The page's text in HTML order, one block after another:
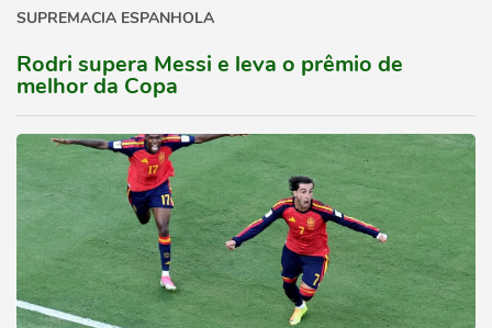
SUPREMACIA ESPANHOLA
Rodri supera Messi e leva o prêmio de
melhor da Copa